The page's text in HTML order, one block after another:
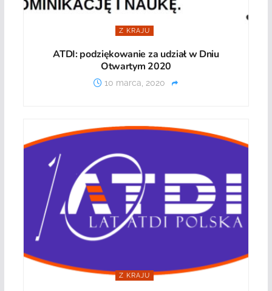
Z KRAJU
ATDI: podziękowanie za udział w Dniu
Otwartym 2020
10 marca, 2020
Z KRAJU